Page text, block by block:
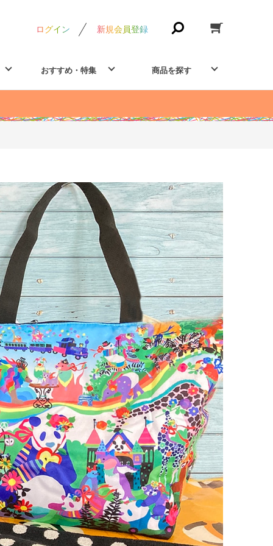
ログイン 新規会員登録
おすすめ・特集 商品を探す